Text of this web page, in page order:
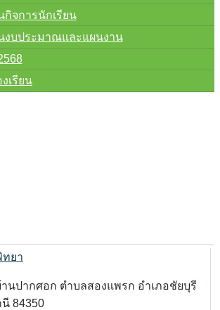
จการนักเรียน
งบประมาณและแผนงาน
เรียน
นปากศอก ตำบลสองแพรก อำเภอชัยบุรี
84350